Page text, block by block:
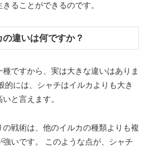
ることができるのです。
違いは何ですか？
ですから、実は大きな違いはありま
的には、シャチはイルカよりも大き
と言えます。
の戦術は、他のイルカの種類よりも複
いです。 このような点が、シャチ